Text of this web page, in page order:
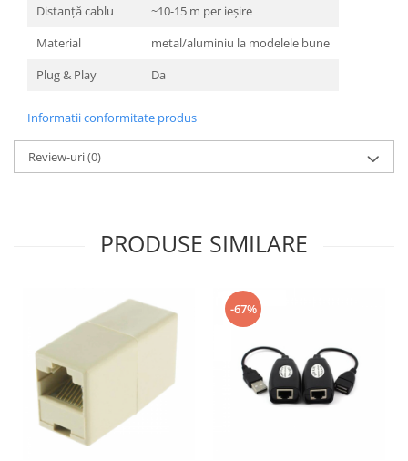
Distanță cablu
~10-15 m per ieșire
Material
metal/aluminiu la modelele bune
Plug & Play
Da
Informatii conformitate produs
Review-uri(0)
PRODUSE SIMILARE
-67%